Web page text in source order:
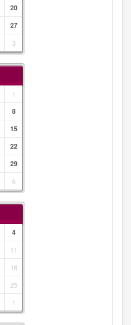
20
27
3
1
8
15
22
29
6
4
11
18
25
1